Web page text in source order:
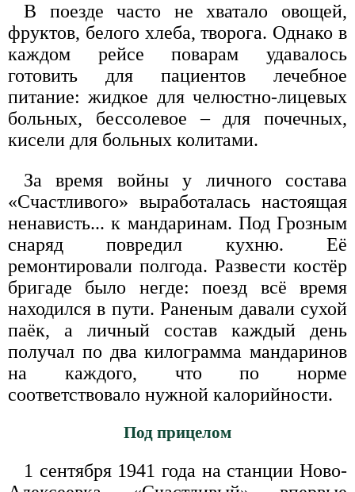
В поезде часто не хватало овощей,
фруктов, белого хлеба, творога. Однако в
каждом рейсе поварам удавалось
готовить для пациентов лечебное
питание: жидкое для челюстно-лицевых
больных, бессолевое – для почечных,
кисели для больных колитами.
За время войны у личного состава
«Счастливого» выработалась настоящая
ненависть... к мандаринам. Под Грозным
снаряд повредил кухню. Её
ремонтировали полгода. Развести костёр
бригаде было негде: поезд всё время
находился в пути. Раненым давали сухой
паёк, а личный состав каждый день
получал по два килограмма мандаринов
на каждого, что по норме
соответствовало нужной калорийности.
Под прицелом
1 сентября 1941 года на станции Ново-